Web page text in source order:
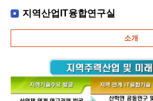
지역산업IT융합연구실
소개